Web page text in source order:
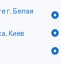
г. Белая
Киев